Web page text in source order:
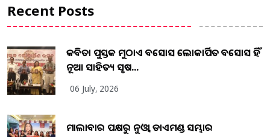
Recent Posts
କବିତା ପୁସ୍ତକ ମୁଠାଏ ଅବସୋସ ଲୋକାର୍ପିତ ଅବସୋସ ହିଁ
ନୂଆ ସାହିତ୍ୟ ସୃଷ...
06 July, 2026
ମାଲାବାର ପକ୍ଷରୁ ନୁଓ୍ବା ଡାଏମଣ୍ଡ ସମ୍ଭାର